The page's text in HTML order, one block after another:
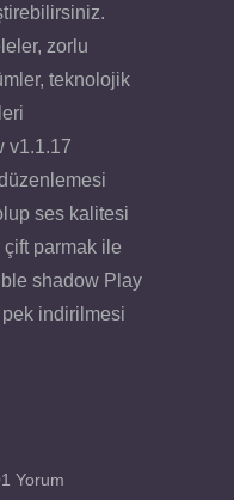
zorlu
teknolojik
v1.1.17
ses kalitesi
parmak ile
shadow Play
indirilmesi
Yorum